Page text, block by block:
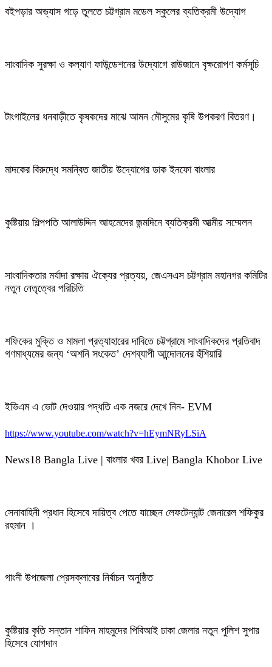
বইপড়ার অভ্যাস গড়ে তুলতে চট্টগ্রাম মডেল স্কুলের ব্যতিক্রমী উদ্যোগ
সাংবাদিক সুরক্ষা ও কল্যাণ ফাউন্ডেশনের উদ্যোগে রাউজানে বৃক্ষরোপণ কর্মসূচি
টাংগাইলের ধনবাড়ীতে কৃষকদের মাঝে আমন মৌসুমের কৃষি উপকরণ বিতরণ।
মাদকের বিরুদ্ধে সমন্বিত জাতীয় উদ্যোগের ডাক ইনফো বাংলার
কুষ্টিয়ায় শিল্পপতি আলাউদ্দিন আহমেদের জন্মদিনে ব্যতিক্রমী আত্মীয় সম্মেলন
সাংবাদিকতার মর্যাদা রক্ষায় ঐক্যের প্রত্যয়, জেএসএস চট্টগ্রাম মহানগর কমিটির
নতুন নেতৃত্বের পরিচিতি
শফিকের মুক্তি ও মামলা প্রত্যাহারের দাবিতে চট্টগ্রামে সাংবাদিকদের প্রতিবাদ
গণমাধ্যমের জন্য ‘অশনি সংকেত’ দেশব্যাপী আন্দোলনের হুঁশিয়ারি
ইভিএম এ ভোট দেওয়ার পদ্ধতি এক নজরে দেখে নিন- EVM
https://www.youtube.com/watch?v=hEymNRyLSiA
News18 Bangla Live | বাংলার খবর Live| Bangla Khobor Live
সেনাবাহিনী প্রধান হিসেবে দায়িত্ব পেতে যাচ্ছেন লেফটেন্যান্ট জেনারেল শফিকুর
রহমান ।
গাংনী উপজেলা প্রেসক্লাবের নির্বাচন অনুষ্ঠিত
কুষ্টিয়ার কৃতি সন্তান শাফিন মাহমুদের পিবিআই ঢাকা জেলার নতুন পুলিশ সুপার
হিসেবে যোগদান